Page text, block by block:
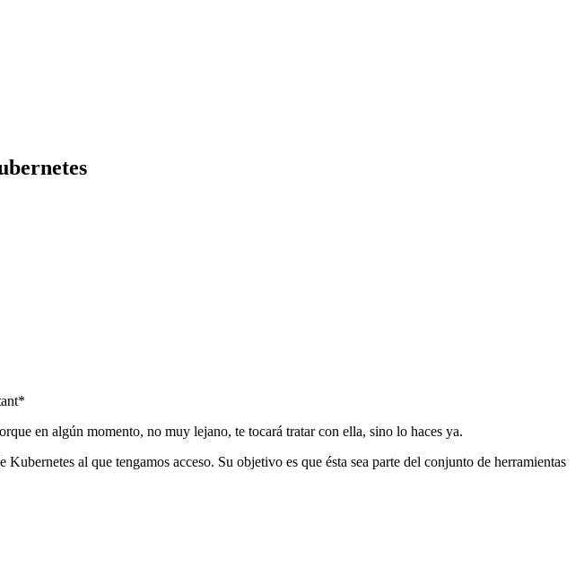
en algún momento, no muy lejano, te tocará tratar con ella, sino lo haces ya.
al que tengamos acceso. Su objetivo es que ésta sea parte del conjunto de herramientas